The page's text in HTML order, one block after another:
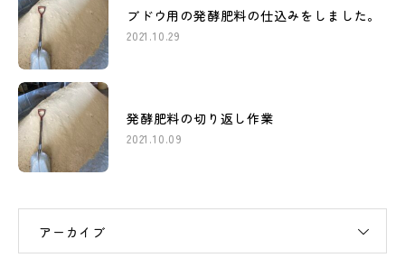
ブドウ用の発酵肥料の仕込みをしました。
2021.10.29
発酵肥料の切り返し作業
2021.10.09
アーカイブ